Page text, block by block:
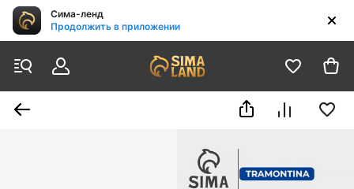
Сима-ленд
Продолжить в приложении